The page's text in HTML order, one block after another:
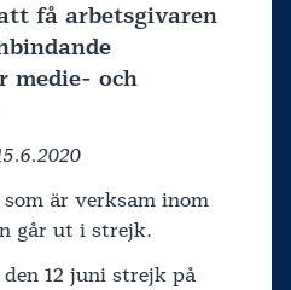
få arbetsgivaren
medie- och
är verksam inom
går ut i strejk.
12 juni strejk på